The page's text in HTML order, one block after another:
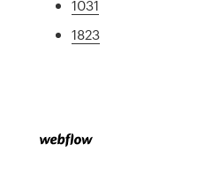
1031
1823